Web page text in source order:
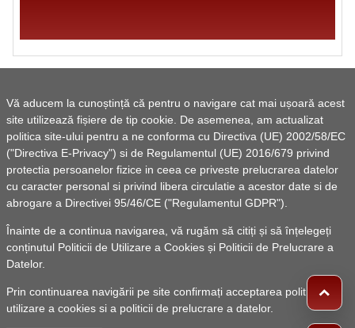
Vă aducem la cunoștință că pentru o navigare cat mai ușoară acest
site utilizează fișiere de tip cookie. De asemenea, am actualizat
politica site-ului pentru a ne conforma cu Directiva (UE) 2002/58/EC
("Directiva E-Privacy") si de Regulamentul (UE) 2016/679 privind
protectia persoanelor fizice in ceea ce priveste prelucrarea datelor
cu caracter personal si privind libera circulatie a acestor date si de
abrogare a Directivei 95/46/CE ("Regulamentul GDPR").
Înainte de a continua navigarea, vă rugăm să citiți și să înțelegeți
conținutul Politicii de Utilizare a Cookies și Politicii de Prelucrare a
Datelor.
Prin continuarea navigării pe site confirmați acceptarea politicii de
utilizare a cookies si a politicii de prelucrare a datelor.